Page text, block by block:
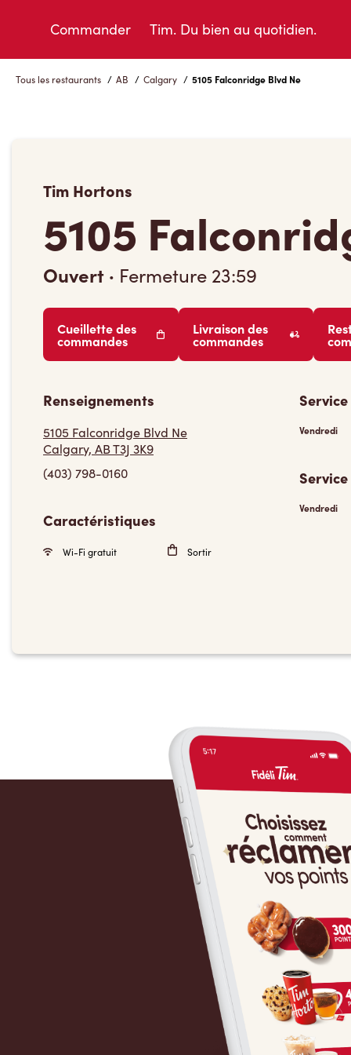
Commander Tim. Du bien au quotidien.
Tous les restaurants / AB / Calgary / 5105 Falconridge Blvd Ne
Tim Hortons
5105
Ouvert · Fermeture 23:59
Cueillette des
commandes
Livraison des
commandes
Renseignements
5105 Falconridge Blvd Ne
Calgary, AB T3J 3K9
(403) 798-0160
Caractéristiques
Wi-Fi gratuit Sortir
Vendredi
Vendredi